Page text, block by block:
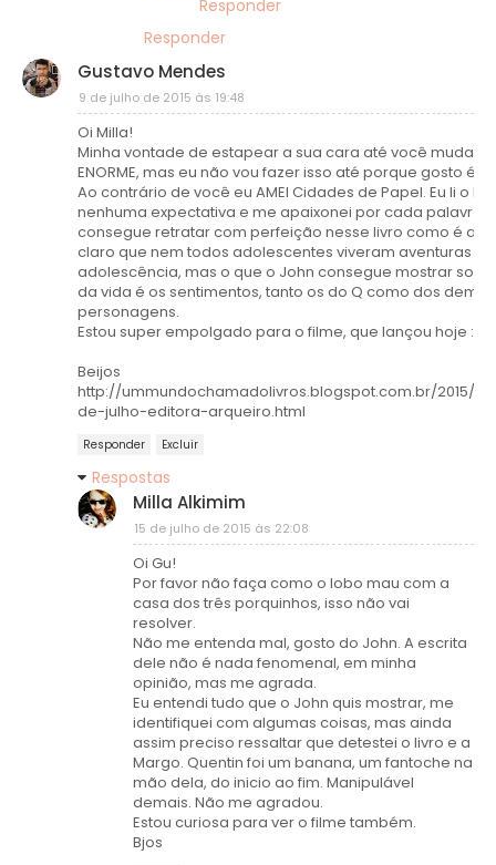
Responder
Responder
Gustavo Mendes
9 de julho de 2015 às 19:48
Oi Milla!
Minha vontade de estapear a sua cara até você mudar
ENORME, mas eu não vou fazer isso até porque gosto é
Ao contrário de você eu AMEI Cidades de Papel. Eu li o
nenhuma expectativa e me apaixonei por cada palavra.
consegue retratar com perfeição nesse livro como é a
claro que nem todos adolescentes viveram aventuras
adolescência, mas o que o John consegue mostrar
da vida é os sentimentos, tanto os do Q como dos
personagens.
Estou super empolgado para o filme, que lançou hoje :D
Beijos
http://ummundochamadolivros.blogspot.com.br/2015/
de-julho-editora-arqueiro.html
Responder Excluir
Respostas
Milla Alkimim
15 de julho de 2015 às 22:08
Oi Gu!
Por favor não faça como o lobo mau com a
casa dos três porquinhos, isso não vai
resolver.
Não me entenda mal, gosto do John. A escrita
dele não é nada fenomenal, em minha
opinião, mas me agrada.
Eu entendi tudo que o John quis mostrar, me
identifiquei com algumas coisas, mas ainda
assim preciso ressaltar que detestei o livro e a
Margo. Quentin foi um banana, um fantoche na
mão dela, do inicio ao fim. Manipulável
demais. Não me agradou.
Estou curiosa para ver o filme também.
Bjos